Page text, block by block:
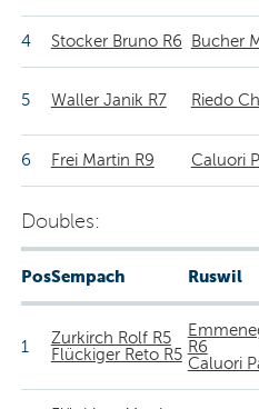
4 Stocker Bruno R6 Bucher
5 Waller Janik R7 Riedo
6 Frei Martin R9 Caluori
Doubles:
PosSempach Ruswil
1
Zurkirch Rolf R5
Flückiger Reto R5 R6
Caluori